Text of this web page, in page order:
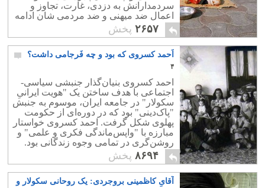
سردمدارانش به دزدی، غارت، تجاوز و
اعمال ضد میهنی و ضد مردمی شان ادامه
دهند؟۲۶۵۷ پخش
اَحمد کسروی که بود و چه فَرجامی داشت؟
۴
احمد کسروی بنیان‌گذار جنبشی سیاسی-
اجتماعی با هدف ساختن یک "هویت ایرانیِ
سکولار" در جامعه ایران، موسوم به جنبش
"پاک‌دینی" بود که در دوره‌ای از حکومت
پهلوی شکل گرفت. احمد کسروی خواستار
مبارزه با "واپس‌ماندگی فکری و علمی" و
روشن‌گری در تمامی وجوه زندگانی بود.
۸۶۹۴ پخش
آقایِ کاظمینی بروجردی: یک روحانی سکولار و